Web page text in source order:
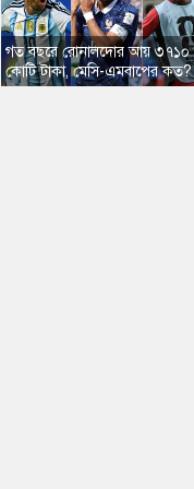
গত বছরে রোনালদোর আয় ৩৭১০
কোটি টাকা, মেসি-এমবাপের কত?